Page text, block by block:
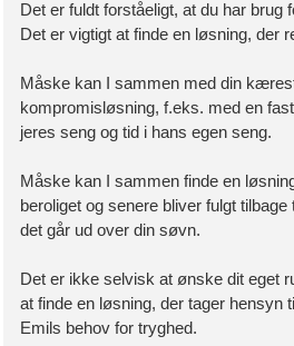
Det er fuldt forståeligt, at du har brug
Det er vigtigt at finde en løsning, der
Måske kan I sammen med din
kompromisløsning, f.eks. med en
jeres seng og tid i hans egen seng.
Måske kan I sammen finde en
beroliget og senere bliver fulgt
det går ud over din søvn.
Det er ikke selvisk at ønske dit eget
at finde en løsning, der tager hensyn
Emils behov for tryghed.